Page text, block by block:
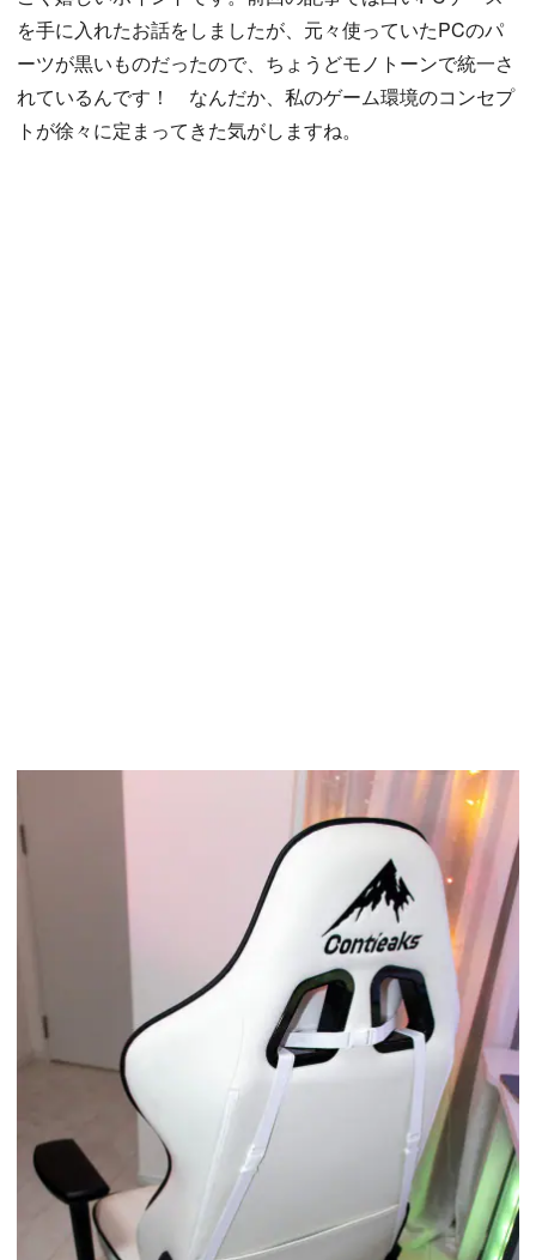
を手に入れたお話をしましたが、元々使っていたPCのパ
ーツが黒いものだったので、ちょうどモノトーンで統一さ
れているんです！ なんだか、私のゲーム環境のコンセプ
トが徐々に定まってきた気がしますね。